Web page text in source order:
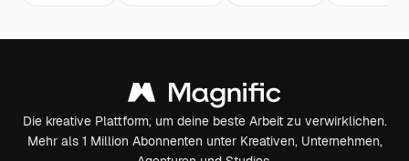
Die kreative Plattform, um deine beste Arbeit zu verwirklichen.
Mehr als 1 Million Abonnenten unter Kreativen, Unternehmen,